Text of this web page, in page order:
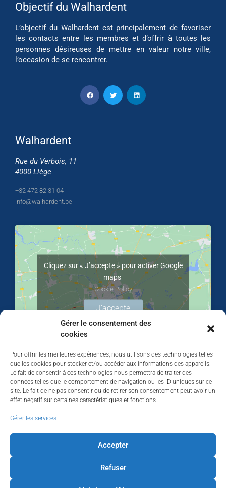
Gérer le consentement des
cookies
Pour offrir les meilleures expériences, nous utilisons des technologies telles
que les cookies pour stocker et/ou accéder aux informations des appareils.
Le fait de consentir à ces technologies nous permettra de traiter des
données telles que le comportement de navigation ou les ID uniques sur ce
site. Le fait de ne pas consentir ou de retirer son consentement peut avoir un
effet négatif sur certaines caractéristiques et fonctions.
Gérer les services
Accepter
Refuser
Objectif du Walhardent
L’objectif du Walhardent est principalement de favoriser
les contacts entre les membres et d’offrir à toutes les
personnes désireuses de mettre en valeur notre ville,
l’occasion de se rencontrer.
Walhardent
Rue du Verbois, 11
4000 Liège
+32 472 82 31 04
info@walhardent.be
Cliquez sur « J’accepte » pour activer Google
maps
Cookie Policy
J’accepte